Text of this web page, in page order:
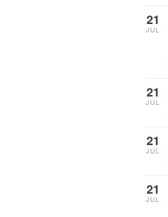
21
JUL
21
JUL
21
JUL
21
JUL